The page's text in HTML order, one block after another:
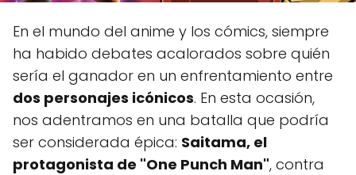
En el mundo del anime y los cómics, siempre
ha habido debates acalorados sobre quién
sería el ganador en un enfrentamiento entre
dos personajes icónicos. En esta ocasión,
nos adentramos en una batalla que podría
ser considerada épica: Saitama, el
protagonista de "One Punch Man", contra